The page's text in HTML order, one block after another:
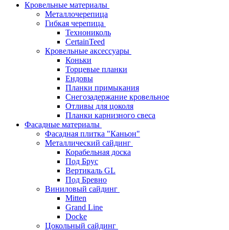
Кровельные материалы
Металлочерепица
Гибкая черепица
Технониколь
CertainTeed
Кровельные аксессуары
Коньки
Торцевые планки
Ендовы
Планки примыкания
Снегозадержание кровельное
Отливы для цоколя
Планки карнизного свеса
Фасадные материалы
Фасадная плитка "Каньон"
Металлический сайдинг
Корабельная доска
Под Брус
Вертикаль GL
Под Бревно
Виниловый сайдинг
Mitten
Grand Line
Docke
Цокольный сайдинг